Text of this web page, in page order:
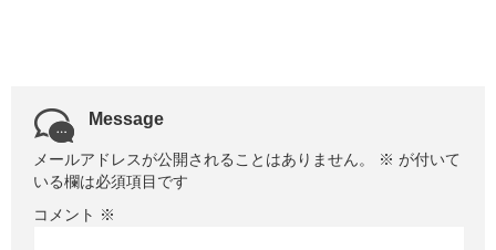
Message
メールアドレスが公開されることはありません。 ※ が付いて
いる欄は必須項目です
コメント ※